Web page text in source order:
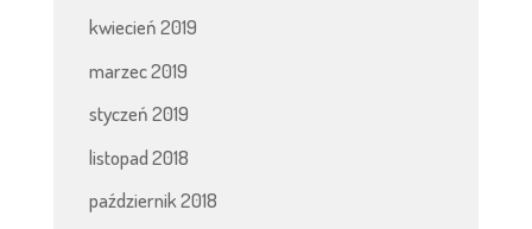
kwiecień 2019
marzec 2019
styczeń 2019
listopad 2018
październik 2018